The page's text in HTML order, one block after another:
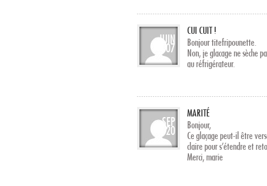
JUIN
07
CUI CUIT !
Bonjour titefripounette.
Non, je glacage ne sèche
au réfrigérateur.
SEP
20
MARITÉ
Bonjour,
Ce glaçage peut-il être
claire pour s’étendre et
Merci, marie